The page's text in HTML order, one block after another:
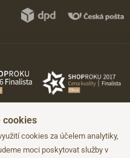
cookies
cookies za účelem analytiky,
moci poskytovat služby v